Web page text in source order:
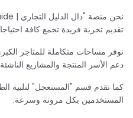
تقديم تجربة فريدة تجمع كافة
نوفر مساحات متكاملة للمتاجر
دعم الأسر المنتجة والمشاريع
كما نقدم قسم "المستعجل" لتلبية
المستخدمين بكل مرونة وسرعة.